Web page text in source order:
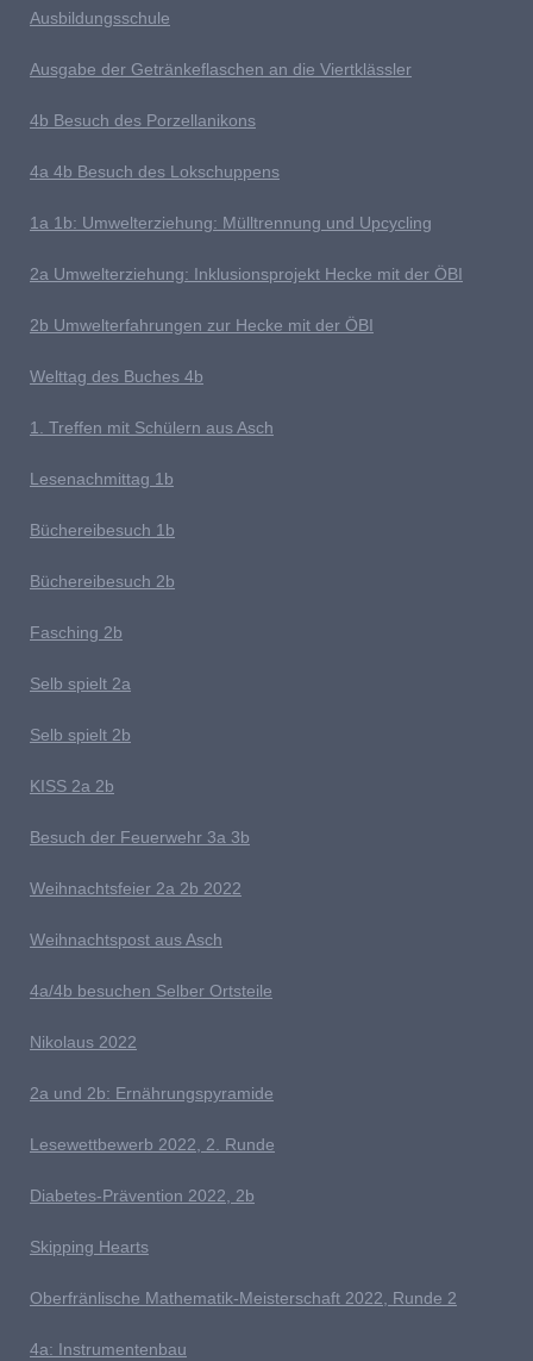
Ausbildungsschule
Ausgabe der Getränkeflaschen an die Viertklässler
4b Besuch des Porzellanikons
4a 4b Besuch des Lokschuppens
1 a 1b: Umwelterziehung: Mülltrennung und Upcycling
2a Umwelterziehung: Inklusionsprojekt Hecke mit der ÖBI
2b Umwelterfahrungen zur Hecke mit der ÖBI
Welttag des Buches 4b
1 . Treffen mit Schülern aus Asch
Lesenachmittag 1b
Büchereibesuch 1b
Büchereibesuch 2b
Fasching 2b
Selb spielt 2a
Selb spielt 2b
KISS 2a 2b
Besuch der Feuerwehr 3a 3b
Weihnachtsfeier 2a 2b 2022
Weihnachtspost aus Asch
4a/4b besuchen Selber Ortsteile
Nikolaus 2022
2a und 2b: Ernährungspyramide
Lesewettbewerb 2022, 2. Runde
Diabetes-Prävention 2022, 2b
Skipping Hearts
Oberfränlische Mathematik-Meisterschaft 2022, Runde 2
4a: Instrumentenbau